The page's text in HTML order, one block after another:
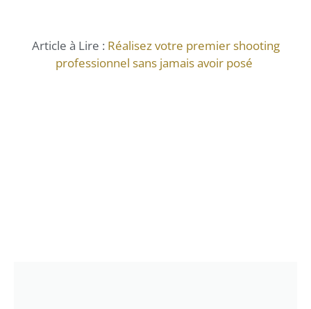
Article à Lire : Réalisez votre premier shooting
professionnel sans jamais avoir posé